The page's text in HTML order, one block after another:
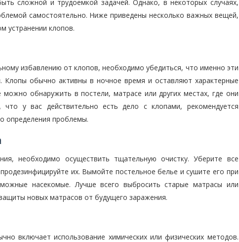
сложной и трудоемкой задачей. Однако, в некоторых случаях,
самостоятельно. Ниже приведены несколько важных вещей,
устранении клопов.
избавлению от клопов, необходимо убедиться, что именно эти
Клопы обычно активны в ночное время и оставляют характерные
обнаружить в постели, матрасе или других местах, где они
у вас действительно есть дело с клопами, рекомендуется
определения проблемы.
необходимо осуществить тщательную очистку. Уберите все
их. Вымойте постельное белье и сушите его при
насекомые. Лучше всего выбросить старые матрасы или
новых матрасов от будущего заражения.
включает использование химических или физических методов.